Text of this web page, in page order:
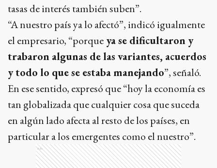
tasas de interés también suben”.
“A nuestro país ya lo afectó”, indicó igualmente
el empresario, “porque ya se dificultaron y
trabaron algunas de las variantes, acuerdos
y todo lo que se estaba manejando”, señaló.
En ese sentido, expresó que “hoy la economía es
tan globalizada que cualquier cosa que suceda
en algún lado afecta al resto de los países, en
particular a los emergentes como el nuestro”.
Ads